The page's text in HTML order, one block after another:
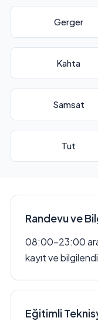
Gerger
Kahta
Samsat
Tut
Randevu ve
08:00–23:00
kayıt ve
Eğitimli